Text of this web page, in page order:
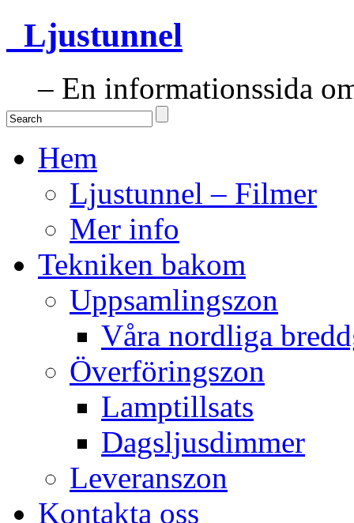
Ljustunnel
– En informationssida
Hem
Ljustunnel – Filmer
Mer info
Tekniken bakom
Uppsamlingszon
Våra nordliga
Överföringszon
Lamptillsats
Dagsljusdimmer
Leveranszon
Kontakta oss